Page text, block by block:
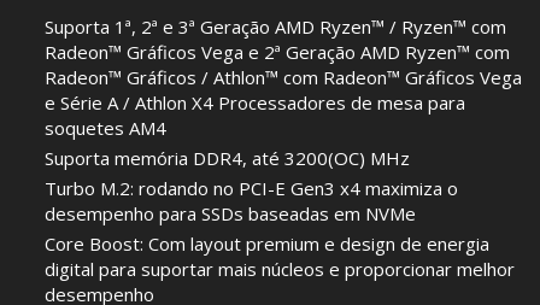
Suporta 1ª, 2ª e 3ª Geração AMD Ryzen™ / Ryzen™ com
Radeon™ Gráficos Vega e 2ª Geração AMD Ryzen™ com
Radeon™ Gráficos / Athlon™ com Radeon™ Gráficos Vega
e Série A / Athlon X4 Processadores de mesa para
soquetes AM4
Suporta memória DDR4, até 3200(OC) MHz
Turbo M.2: rodando no PCI-E Gen3 x4 maximiza o
desempenho para SSDs baseadas em NVMe
Core Boost: Com layout premium e design de energia
digital para suportar mais núcleos e proporcionar melhor
desempenho